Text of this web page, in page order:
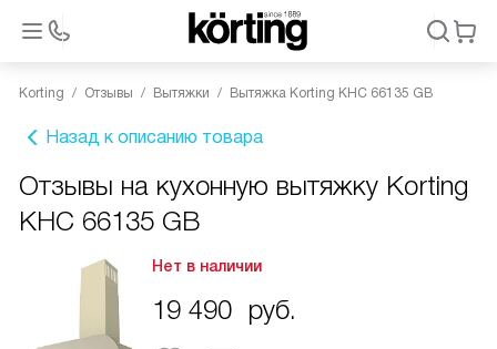
Korting Отзывы Вытяжки Вытяжка Korting KHC 66135 GB
Назад к описанию товара
Отзывы на кухонную вытяжку Korting
KHC 66135 GB
Нет в наличии
19 490 руб.